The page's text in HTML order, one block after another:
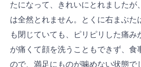
たになって、きれいにとれましたが
は全然とれません。とくに右まぶた
も閉じていても、ピリピリした痛み
が痛くて顔を洗うこともできず、食
ので、満足にものが噛めない状態で